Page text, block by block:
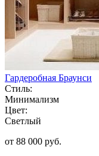
Гардеробная Браунси
Стиль:
Минимализм
Цвет:
Светлый
от 88 000 руб.